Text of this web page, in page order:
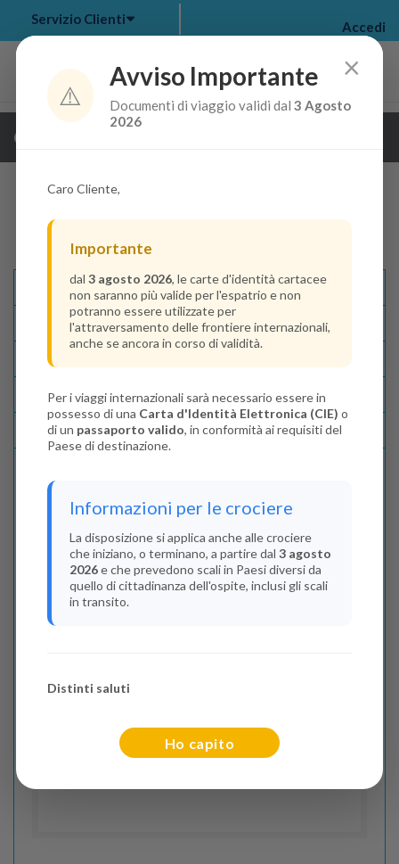
my bookings >
Servizio Clienti Accedi
Guarda i dettagli della crociera
Descrizione E Itinerario
Disponibilità
Recensioni
Lascia La Tua Recensione
Indica il numero dei passeggeri
Junior(Da 13 a 17 anni)
0
(Da 0 a 2 anni)
×
⚠️
Avviso Importante
Documenti di viaggio validi dal3 Agosto
2026
Caro Cliente,
Importante
dal 3 agosto 2026, le carte d'identità cartacee
non saranno più valide per l'espatrio e non
potranno essere utilizzate per
l'attraversamento delle frontiere internazionali,
anche se ancora in corso di validità.
Per i viaggi internazionali sarà necessario essere in
possesso di una Carta d'Identità Elettronica (CIE) o
di un passaporto valido, in conformità ai requisiti del
Paese di destinazione.
Informazioni per le crociere
La disposizione si applica anche alle crociere
che iniziano, o terminano, a partire dal 3 agosto
2026e che prevedono scali in Paesi diversi da
quello di cittadinanza dell'ospite, inclusi gli scali
in transito.
Distinti saluti
Ho capito